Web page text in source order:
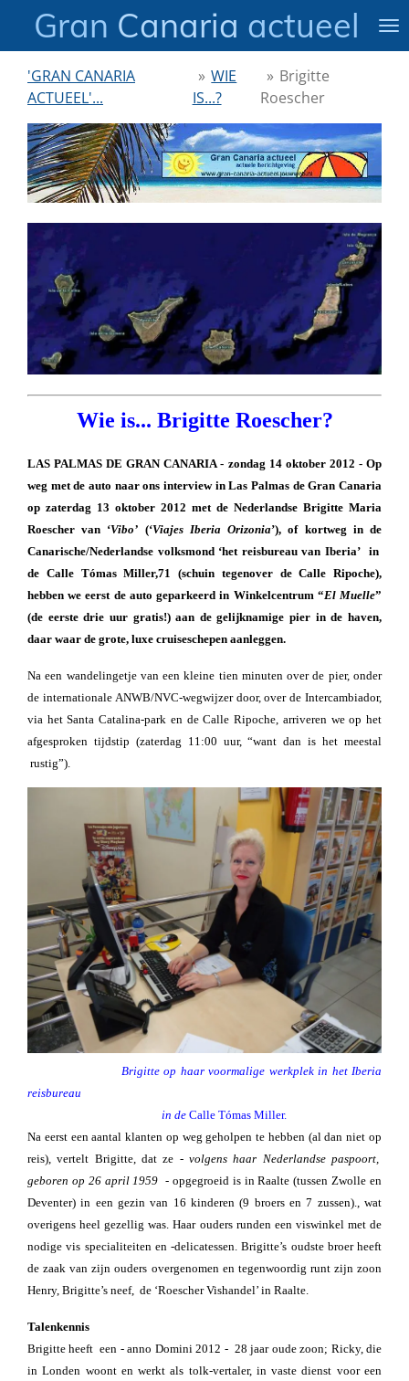
direct
hoofdinhoud
Gran Canaria actueel
'GRAN CANARIA
ACTUEEL'...
» WIE
IS...?
» Brigitte
Roescher
Wie is... Brigitte Roescher?
LAS PALMAS DE GRAN CANARIA - zondag 14 oktober 2012 - Op
weg met de auto naar ons interview in Las Palmas de Gran Canaria
op zaterdag 13 oktober 2012 met de Nederlandse Brigitte Maria
Roescher van ‘Vibo’ (‘Viajes Iberia Orizonia’), of kortweg in de
Canarische/Nederlandse volksmond ‘het reisbureau van Iberia’ in
de Calle Tómas Miller,71 (schuin tegenover de Calle Ripoche),
hebben we eerst de auto geparkeerd in Winkelcentrum “El Muelle”
(de eerste drie uur gratis!) aan de gelijknamige pier in de haven,
daar waar de grote, luxe cruiseschepen aanleggen.
Na een wandelingetje van een kleine tien minuten over de pier, onder
de internationale ANWB/NVC-wegwijzer door, over de Intercambiador,
via het Santa Catalina-park en de Calle Ripoche, arriveren we op het
afgesproken tijdstip (zaterdag 11:00 uur, “want dan is het meestal
rustig”).
Brigitte op haar voormalige werkplek in het Iberia
reisbureau
in de Calle Tómas Miller.
Na eerst een aantal klanten op weg geholpen te hebben (al dan niet op
reis), vertelt Brigitte, dat ze - volgens haar Nederlandse paspoort,
geboren op 26 april 1959 - opgegroeid is in Raalte (tussen Zwolle en
Deventer) in een gezin van 16 kinderen (9 broers en 7 zussen)., wat
overigens heel gezellig was. Haar ouders runden een viswinkel met de
nodige vis specialiteiten en -delicatessen. Brigitte’s oudste broer heeft
de zaak van zijn ouders overgenomen en tegenwoordig runt zijn zoon
Henry, Brigitte’s neef, de ‘Roescher Vishandel’ in Raalte.
Talenkennis
Brigitte heeft een - anno Domini 2012 - 28 jaar oude zoon; Ricky, die
in Londen woont en werkt als tolk-vertaler, in vaste dienst voor een